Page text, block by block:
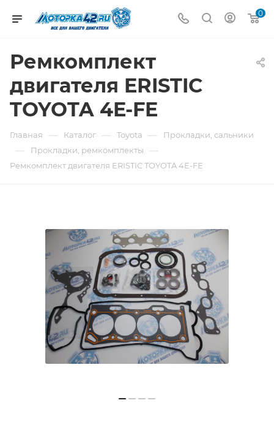
0
Ремкомплект
двигателя ERISTIC
TOYOTA 4E-FE
Главная — Каталог — Toyota — Прокладки, сальники
— Прокладки, ремкомплекты —
Ремкомплект двигателя ERISTIC TOYOTA 4E-FE